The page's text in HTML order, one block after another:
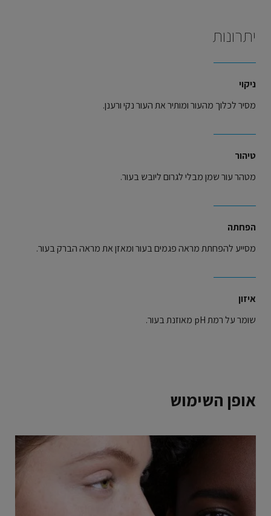
יתרונות
ניקוי
מסיר לכלוך מהעור ומותיר את העור נקי ורענן.
טיהור
מטהר עור שמן מבלי לגרום ליובש בעור.
הפחתה
מסייע להפחתת מראה פגמים בעור ומאזן את מראה הברק בעור.
איזון
שומר על רמת pH מאוזנת בעור.
אופן השימוש